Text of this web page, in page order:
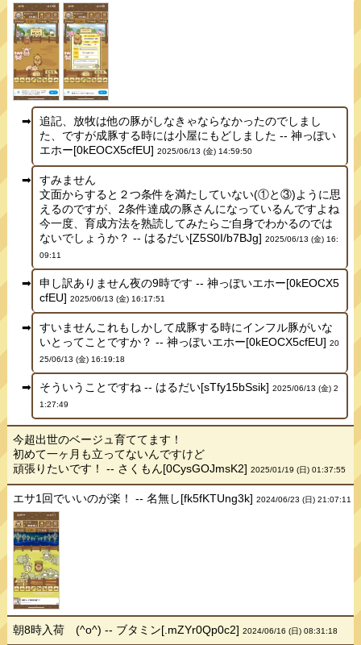
追記、放牧は他の豚がしなきゃならなかったのでしまし
た、ですが成豚する時には小屋にもどしました -- 神っぽい
エホー[0kEOCX5cfEU] 2025/06/13 (金) 14:59:50
すみません
文面からすると２つ条件を満たしていない(①と③)ように思
えるのですが、2条件達成の豚さんになっているんですよね
今一度、育成方法を熟読してみたらご自身でわかるのでは
ないでしょうか？ -- はるだい[Z5S0I/b7BJg] 2025/06/13 (金) 16:
09:11
申し訳ありません夜の9時です -- 神っぽいエホー[0kEOCX5
cfEU] 2025/06/13 (金) 16:17:51
すいませんこれもしかして成豚する時にインフル豚がいな
いとってことですか？ -- 神っぽいエホー[0kEOCX5cfEU] 20
25/06/13 (金) 16:19:18
そういうことですね -- はるだい[sTfy15bSsik] 2025/06/13 (金) 2
1:27:49
今超出世のベージュ育ててます！
初めて一ヶ月も立ってないんですけど
頑張りたいです！ -- さくもん[0CysGOJmsK2]2025/01/19 (日) 01:37:55
エサ1回でいいのが楽！ -- 名無し[fk5fKTUng3k]2024/06/23 (日) 21:07:11
朝8時入荷 (^o^) -- ブタミン[.mZYr0Qp0c2]2024/06/16 (日) 08:31:18